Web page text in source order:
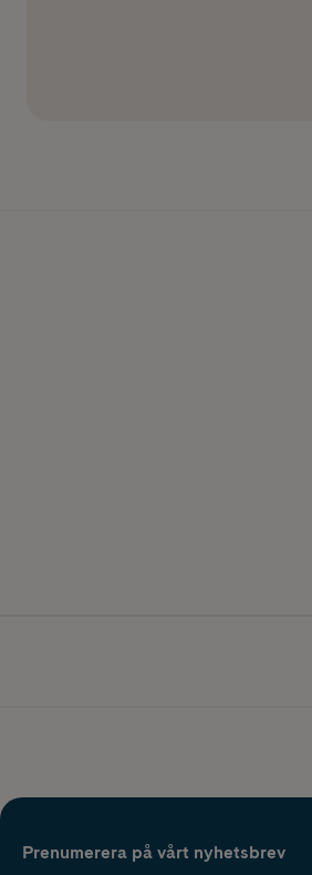
Prenumerera på vårt nyhetsbrev